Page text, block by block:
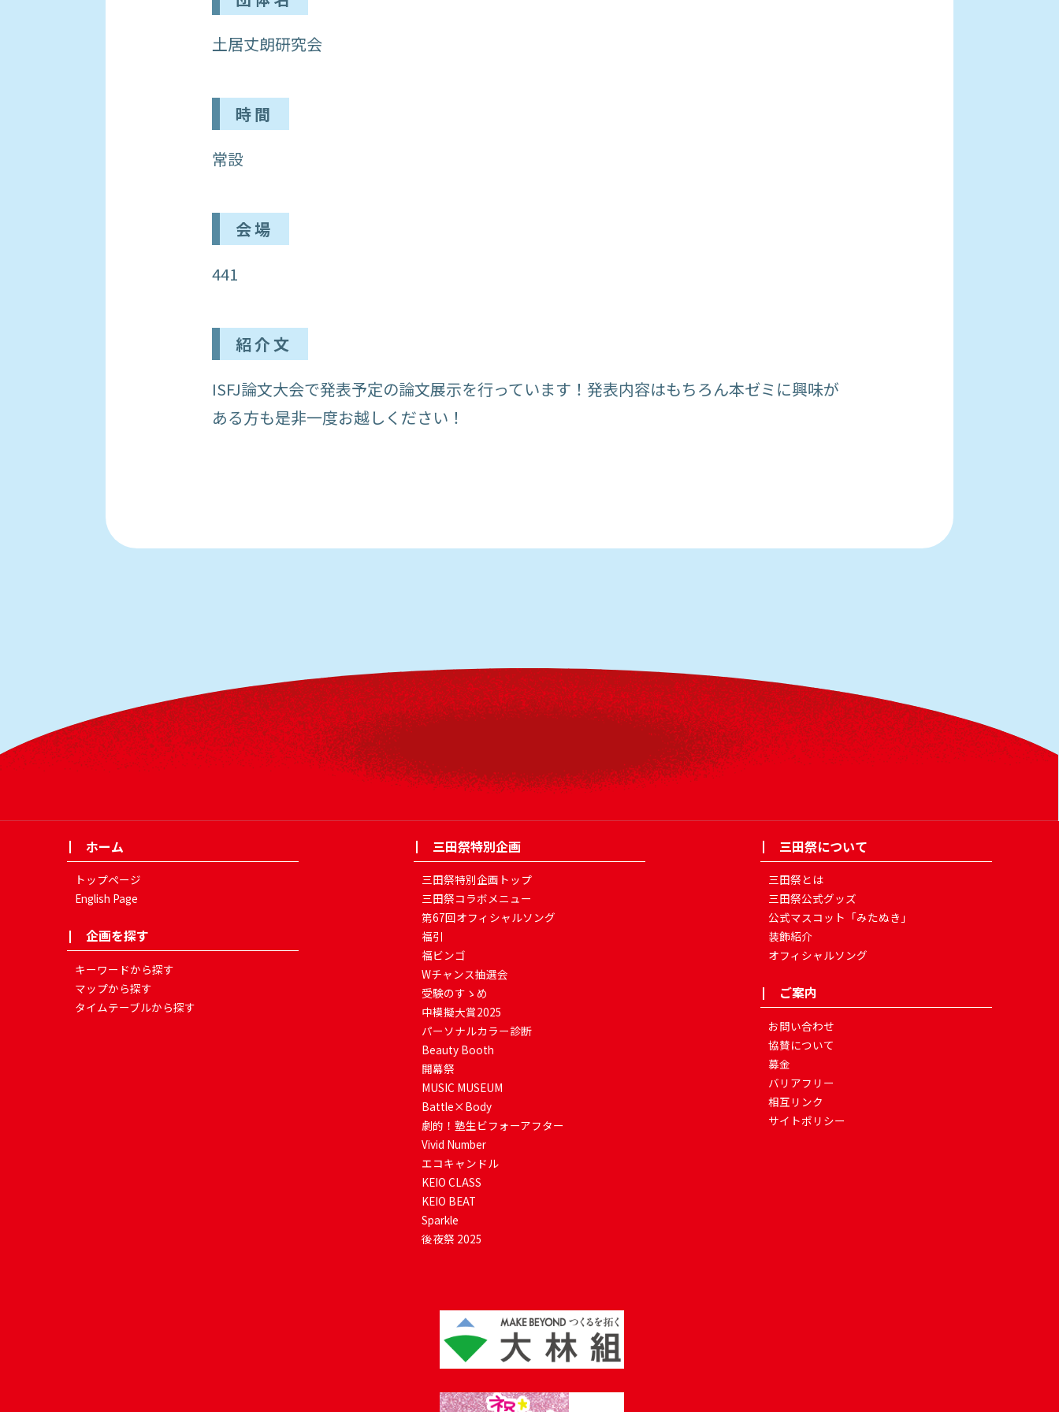
土居丈朗研究会
時間
常設
会場
441
紹介文
ISFJ論文大会で発表予定の論文展示を行っています！発表内容はもちろん本ゼミに興味が
ある方も是非一度お越しください！
ホーム
トップページ
English Page
企画を探す
キーワードから探す
マップから探す
タイムテーブルから探す
三田祭特別企画
三田祭特別企画トップ
三田祭コラボメニュー
第67回オフィシャルソング
福引
福ビンゴ
Wチャンス抽選会
受験のすゝめ
中模擬大賞2025
パーソナルカラー診断
Beauty Booth
開幕祭
MUSIC MUSEUM
Battle×Body
劇的！塾生ビフォーアフター
Vivid Number
エコキャンドル
KEIO CLASS
KEIO BEAT
Sparkle
後夜祭 2025
三田祭について
三田祭とは
三田祭公式グッズ
公式マスコット「みたぬき」
装飾紹介
オフィシャルソング
ご案内
お問い合わせ
協賛について
募金
バリアフリー
相互リンク
サイトポリシー